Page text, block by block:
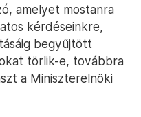
amelyet mostanra
kérdéseinkre,
begyűjtött
törlik-e, továbbra
a Miniszterelnöki